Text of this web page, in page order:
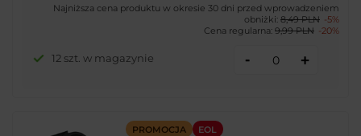
Najniższa cena produktu w okresie 30 dni przed wprowadzeniem
obniżki: 8,49 PLN -5%
Cena regularna: 9,99 PLN -20%
12 szt. w magazynie - +
PROMOCJA EOL